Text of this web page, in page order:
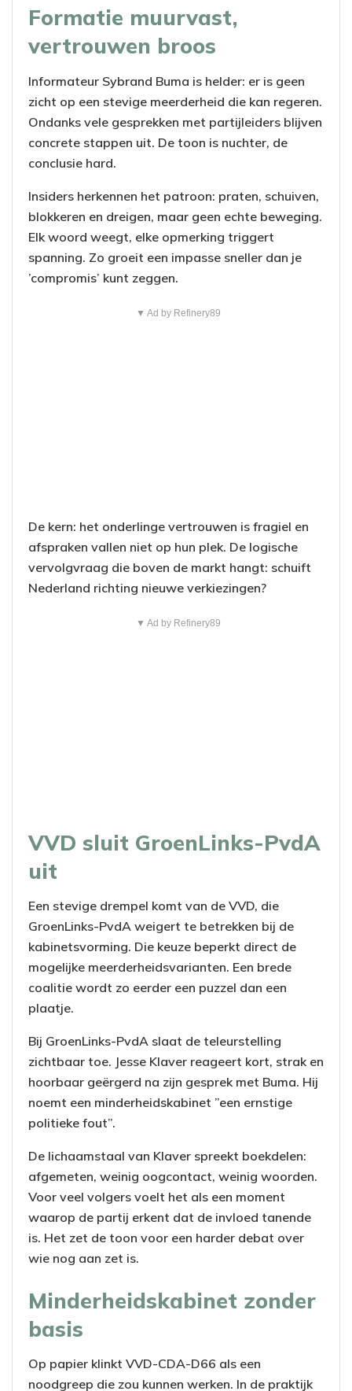
Formatie muurvast,
vertrouwen broos
Informateur Sybrand Buma is helder: er is geen
zicht op een stevige meerderheid die kan regeren.
Ondanks vele gesprekken met partijleiders blijven
concrete stappen uit. De toon is nuchter, de
conclusie hard.
Insiders herkennen het patroon: praten, schuiven,
blokkeren en dreigen, maar geen echte beweging.
Elk woord weegt, elke opmerking triggert
spanning. Zo groeit een impasse sneller dan je
’compromis’ kunt zeggen.
▼ Ad by Refinery89
De kern: het onderlinge vertrouwen is fragiel en
afspraken vallen niet op hun plek. De logische
vervolgvraag die boven de markt hangt: schuift
Nederland richting nieuwe verkiezingen?
▼ Ad by Refinery89
VVD sluit GroenLinks-PvdA
uit
Een stevige drempel komt van de VVD, die
GroenLinks-PvdA weigert te betrekken bij de
kabinetsvorming. Die keuze beperkt direct de
mogelijke meerderheidsvarianten. Een brede
coalitie wordt zo eerder een puzzel dan een
plaatje.
Bij GroenLinks-PvdA slaat de teleurstelling
zichtbaar toe. Jesse Klaver reageert kort, strak en
hoorbaar geërgerd na zijn gesprek met Buma. Hij
noemt een minderheidskabinet ”een ernstige
politieke fout”.
De lichaamstaal van Klaver spreekt boekdelen:
afgemeten, weinig oogcontact, weinig woorden.
Voor veel volgers voelt het als een moment
waarop de partij erkent dat de invloed tanende
is. Het zet de toon voor een harder debat over
wie nog aan zet is.
Minderheidskabinet zonder
basis
Op papier klinkt VVD-CDA-D66 als een
noodgreep die zou kunnen werken. In de praktijk